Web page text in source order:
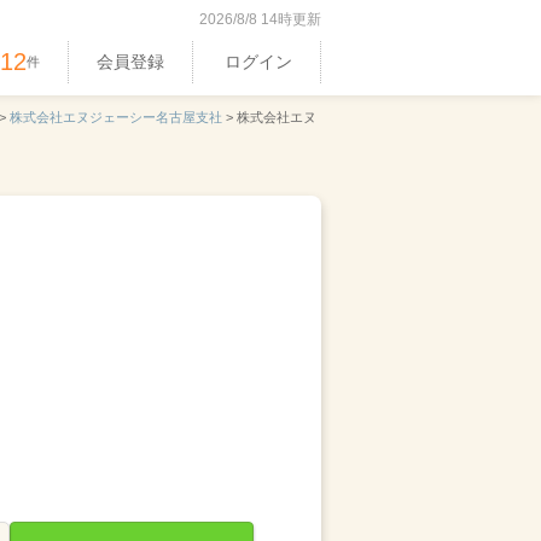
2026/8/8 14時更新
件 会員登録 ログイン
株式会社エヌジェーシー名古屋支社 > 株式会社エヌ